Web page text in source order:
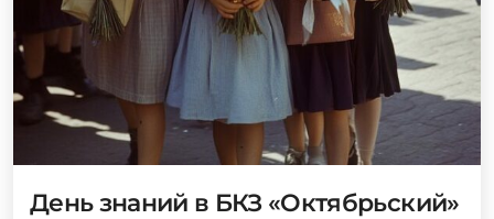
День знаний в БКЗ «Октябрьский»